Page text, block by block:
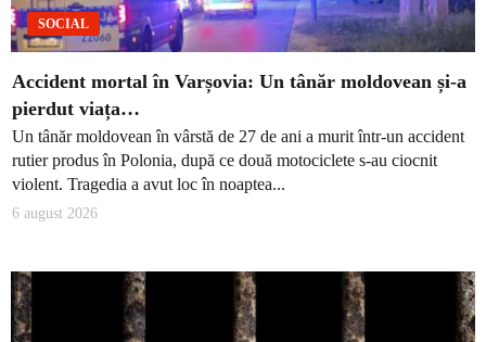
SOCIAL
Accident mortal în Varșovia: Un tânăr moldovean și-a
pierdut viața…
Un tânăr moldovean în vârstă de 27 de ani a murit într-un accident
rutier produs în Polonia, după ce două motociclete s-au ciocnit
violent. Tragedia a avut loc în noaptea...
6 august 2026